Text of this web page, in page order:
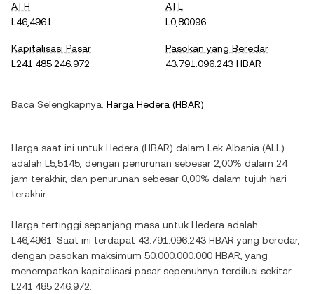
ATH
L46,4961
ATL
L0,80096
Kapitalisasi Pasar
L241.485.246.972
Pasokan yang Beredar
43.791.096.243 HBAR
Baca Selengkapnya: Harga Hedera (HBAR)
Harga saat ini untuk Hedera (HBAR) dalam Lek Albania (ALL )
adalah L5,5145 , dengan penurunan sebesar 2,00% dalam 24
jam terakhir, dan penurunan sebesar 0,00% dalam tujuh hari
terakhir.
Harga tertinggi sepanjang masa untuk Hedera adalah
L46,4961
. Saat ini terdapat 43.791.096.243 HBAR yang beredar,
dengan pasokan maksimum 50.000.000.000 HBAR , yang
menempatkan kapitalisasi pasar sepenuhnya terdilusi sekitar
L241.485.246.972